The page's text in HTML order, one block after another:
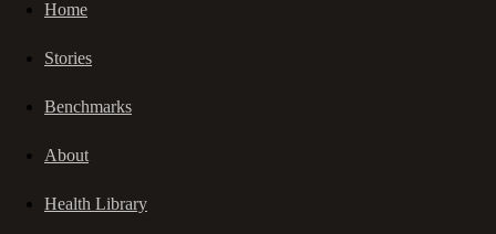
Home
Stories
Benchmarks
About
Health Library